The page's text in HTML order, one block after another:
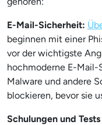
E-Mail-Sicherheit:
beginnen mit einer
vor der wichtigste
hochmoderne E-Mail-
Malware und andere
blockieren, bevor sie
Schulungen und